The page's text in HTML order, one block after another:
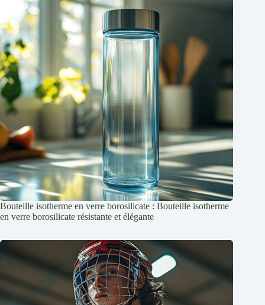
Bouteille isotherme en verre borosilicate : Bouteille isotherme
en verre borosilicate résistante et élégante